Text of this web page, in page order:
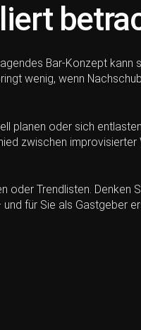
Bar-Konzept kann
wenig, wenn
planen oder sich
zwischen
Trendlisten. Denken
für Sie als Gastgeber